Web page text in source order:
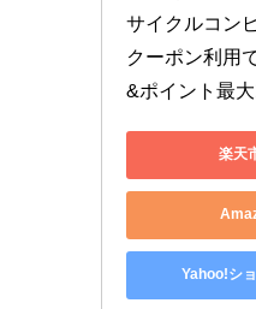
サイクルコン
クーポン利用
&ポイント最大
楽天
Yahoo!シ